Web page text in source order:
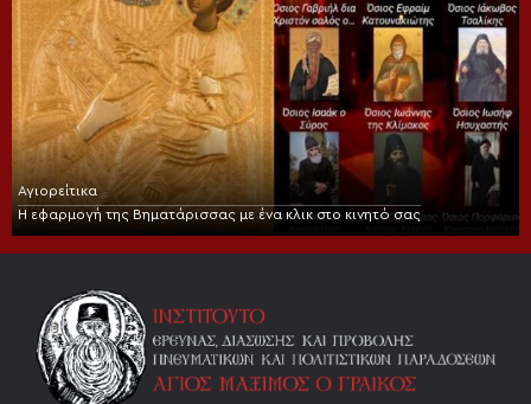
Αγιορείτικα
Η εφαρμογή της Βηματάρισσας με ένα κλικ στο κινητό σας